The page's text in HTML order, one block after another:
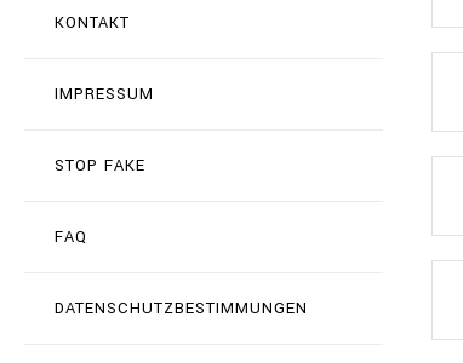
KONTAKT
IMPRESSUM
STOP FAKE
FAQ
DATENSCHUTZBESTIMMUNGEN